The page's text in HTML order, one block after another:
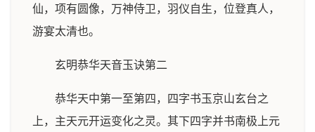
仙，项有圆像，万神侍卫，羽仪自生，位登真人，
游宴太清也。
玄明恭华天音玉诀第二
恭华天中第一至第四，四字书玉京山玄台之
上，主天元开运变化之灵。其下四字并书南极上元